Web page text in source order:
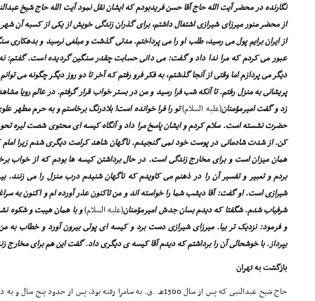
نگارنده در محضر آیت الله حاج آقا حسن فریدبودم که ایشان نقل نمود آیت الله حاج شیخ
از محضر منور میرزاى شیرازى اشتغال داشتم، براى گذران زندگى خویش از یکى از کسبه آن
از ایران برایم پول مى رسید، طلب او را مى پرداختم. مدتى گذشت و مبلغى نرسید و
عبور مى کردم که مرا ندا داد و گفت: مى دانى حسابت چقدر سنگین گردیده است. گفتم:
دیگر مى پردازم اما وقتى از آنجا گذشتم، به فکر فرو رفتم که آخر تا دو روز دیگر چگونه مى
پریشانى به منزل رفتم. تا آنکه شب فرا رسید و من در بستر خواب قرار گرفتم. در عالم رویا
زد و گفت امیرمؤمنان(علیه السلام)تو را فرا خوانده است! بلادرنگ برخاستم و به حرم
حضرت نشسته است. سلام کردم و ایشان پاسخ مرا داد و آنگاه کیسه اى محتوى شصت لیره
کن. از شدت شادمانى در پوست خود نمى گنجیدم. ناگهان شاهد کرامت دیگرى شدم زیرا
همان میزان است و براى مخارج زندگى است. در حال برداشتن کیسه ها بودم که از خواب
بردم و تعبیر و تفسیر آن را در ذهنم مى کاویدم که ناگهان شنیدم درب منزل را مى زنند.
شیرازى است. او گفت: آقا دیشب شما را خواسته اند و من تاکنون عذر آورده ام و اکنون به
شرفیاب شدم. شگفتا که دیدم بسان جدش امیرمؤمنان(علیه السلام)و با همان هیبت و شکوه
و فرمود: نزدیک تر بیا. میرزاى شیرازى دست برد و کیسه اى پولى بیرون آورد و خطاب به
بپرداز. با خوشحالى آن را برداشتم که دیدم آقا کیسه ى دیگرى داد. گفت این هم براى
بازگشت به تهران
حاج شیخ عبدالنبى که پس از سال 1300هـ .ق. به سامرا رفته بود، پس از